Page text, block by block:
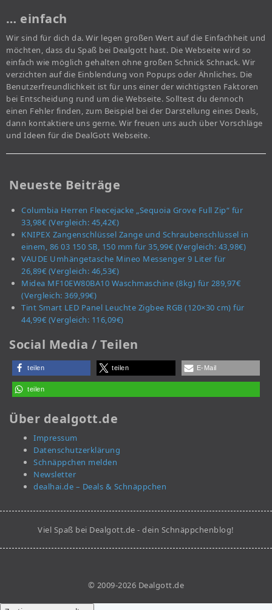
… einfach
Wir sind für dich da. Wir legen großen Wert auf die Einfachheit und
möchten, dass du Spaß bei Dealgott hast. Die Webseite wird so
einfach wie möglich gehalten ohne großen Schnick Schnack. Wir
verzichten auf die Einblendung von Popups oder Ähnliches. Die
Benutzerfreundlichkeit ist für uns einer der wichtigsten Faktoren
bei Entscheidung rund um die Webseite. Solltest du dennoch
einen Fehler finden, zum Beispiel bei der Darstellung eines Deals,
dann kontaktiere uns gerne. Wir freuen uns auch über Vorschläge
und Ideen für die DealGott Webseite.
Neueste Beiträge
Columbia Herren Fleecejacke „Sequoia Grove Full Zip“ für
33,98€ (Vergleich: 45,42€)
KNIPEX Zangenschlüssel Zange und Schraubenschlüssel in
einem, 86 03 150 SB, 150 mm für 35,99€ (Vergleich: 43,98€)
VAUDE Umhängetasche Mineo Messenger 9 Liter für
26,89€ (Vergleich: 46,53€)
Midea MF10EW80BA10 Waschmaschine (8kg) für 289,97€
(Vergleich: 369,99€)
Tint Smart LED Panel Leuchte Zigbee RGB (120×30 cm) für
44,99€ (Vergleich: 116,09€)
Social Media / Teilen
teilen teilen E-Mail
teilen
Über dealgott.de
Impressum
Datenschutzerklärung
Schnäppchen melden
Newsletter
dealhai.de – Deals & Schnäppchen
Viel Spaß bei Dealgott.de - dein Schnäppchenblog!
© 2009-2026 Dealgott.de